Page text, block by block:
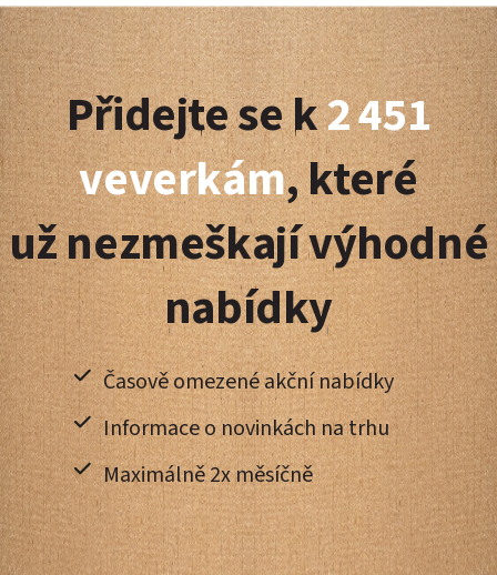
Z
á
p
a
t
í
Přidejte se k2 451
veverkám, které
už nezmeškají výhodné
nabídky
Časově omezené akční nabídky
Informace o novinkách na trhu
Maximálně 2x měsíčně